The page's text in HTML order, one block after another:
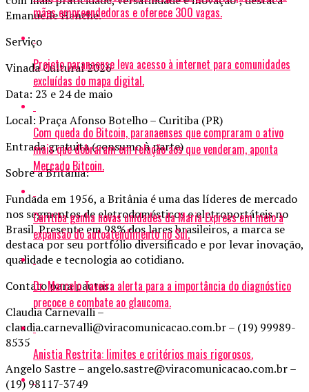
Emanuelle Henche.
Serviço
Vinada Cultural 2026
Data: 23 e 24 de maio
Local: Praça Afonso Botelho – Curitiba (PR)
Entrada gratuita (consumo à parte)
Sobre a Britânia:
Fundada em 1956, a Britânia é uma das líderes de mercado
nos segmentos de eletrodomésticos e eletroportáteis no
Brasil. Presente em 98% dos lares brasileiros, a marca se
destaca por seu portfólio diversificado e por levar inovação,
qualidade e tecnologia ao cotidiano.
Contato para pautas:
Claudia Carnevalli –
claudia.carnevalli@viracomunicacao.com.br – (19) 99989-
8535
Angelo Sastre – angelo.sastre@viracomunicacao.com.br –
(19) 98117-3749
mães empreendedoras e oferece 300 vagas.
Projeto paranaense leva acesso à internet para comunidades
excluídas do mapa digital.
Com queda do Bitcoin, paranaenses que compraram o ativo
mais que dobraram em relação aos que venderam, aponta
Mercado Bitcoin.
Curitiba ganha novas unidades da Maria Express em meio à
expansão do autoatendimento no Sul.
Dr. Marcelo Taveira alerta para a importância do diagnóstico
precoce e combate ao glaucoma.
Anistia Restrita: limites e critérios mais rigorosos.